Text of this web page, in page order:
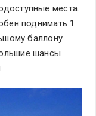
места.
поднимать 1
баллону
шансы